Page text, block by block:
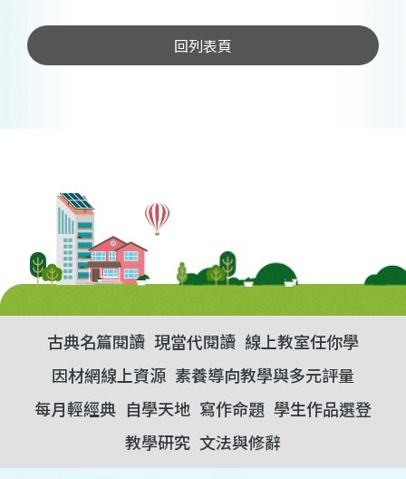
回列表頁
古典名篇閱讀 現當代閱讀 線上教室任你學
因材網線上資源 素養導向教學與多元評量
每月輕經典 自學天地 寫作命題 學生作品選登
教學研究 文法與修辭